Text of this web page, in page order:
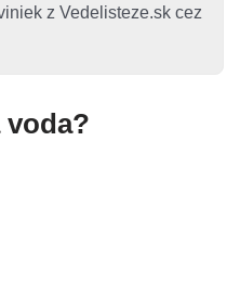
z Vedelisteze.sk cez
voda?